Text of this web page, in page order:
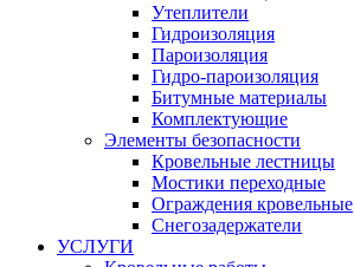
Утеплители
Гидроизоляция
Пароизоляция
Гидро-пароизоляция
Битумные материалы
Комплектующие
Элементы безопасности
Кровельные лестницы
Мостики переходные
Ограждения кровельные
Снегозадержатели
УСЛУГИ